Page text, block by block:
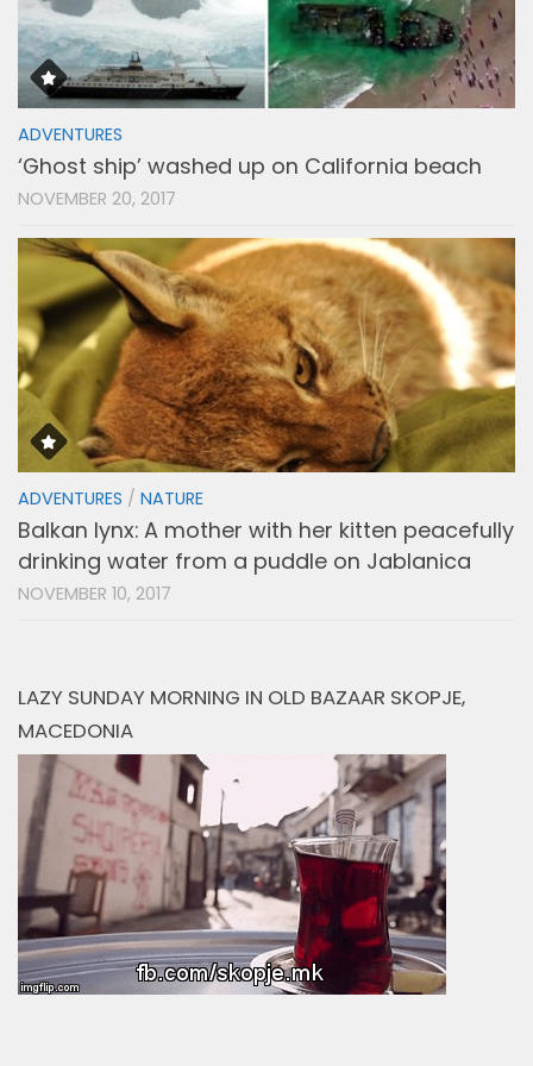
ADVENTURES
‘Ghost ship’ washed up on California beach
NOVEMBER 20, 2017
ADVENTURES / NATURE
Balkan lynx: A mother with her kitten peacefully
drinking water from a puddle on Jablanica
NOVEMBER 10, 2017
LAZY SUNDAY MORNING IN OLD BAZAAR SKOPJE,
MACEDONIA